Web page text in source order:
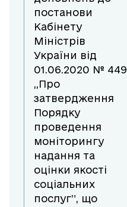
постанови
Кабінету
Міністрів
України від
01.06.2020 № 449
,,Про
затвердження
Порядку
проведення
моніторингу
надання та
оцінки якості
соціальних
послуг”, що